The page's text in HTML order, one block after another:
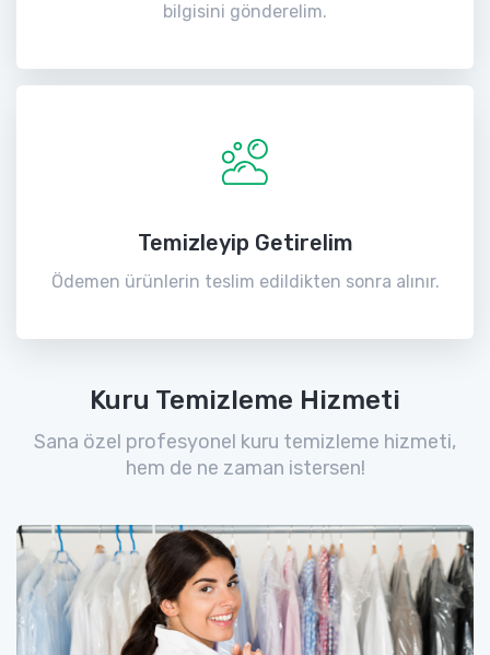
bilgisini gönderelim.
Temizleyip Getirelim
Ödemen ürünlerin teslim edildikten sonra alınır.
Kuru Temizleme Hizmeti
Sana özel profesyonel kuru temizleme hizmeti,
hem de ne zaman istersen!